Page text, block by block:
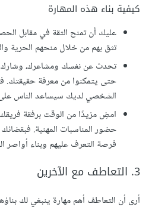
كيفية بناء هذه المهارة
عليك أن تمنح الثقة في مقابل
تثق بهم من خلال منحهم الحرية
تحدث عن نفسك ومشاعرك،
حتى يتمكنوا من معرفة حقيقتك.
الشخصي لديك سيساعد الناس
امضِ مزيدًا من الوقت برفقة
حضور المناسبات المهنية.
فرصة التعرف عليهم وبناء أواصر
3. التعاطف مع الآخرين
أرى أن التعاطف أهم مهارة ينبغي لك